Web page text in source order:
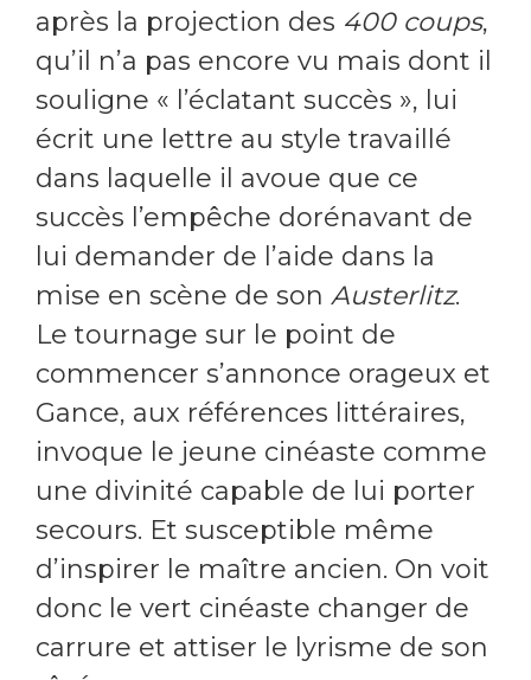
après la projection des 400 coups,
qu’il n’a pas encore vu mais dont il
souligne « l’éclatant succès », lui
écrit une lettre au style travaillé
dans laquelle il avoue que ce
succès l’empêche dorénavant de
lui demander de l’aide dans la
mise en scène de son Austerlitz.
Le tournage sur le point de
commencer s’annonce orageux et
Gance, aux références littéraires,
invoque le jeune cinéaste comme
une divinité capable de lui porter
secours. Et susceptible même
d’inspirer le maître ancien. On voit
donc le vert cinéaste changer de
carrure et attiser le lyrisme de son